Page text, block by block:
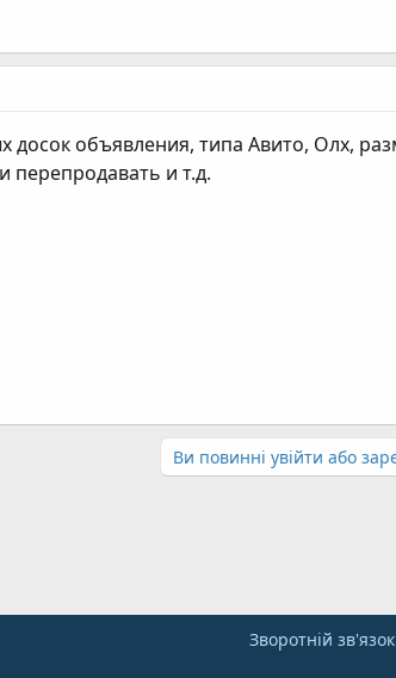
объявления, типа Авито, Олх,
перепродавать и т.д.
Ви повинні увійти або
Зворотній зв'язок